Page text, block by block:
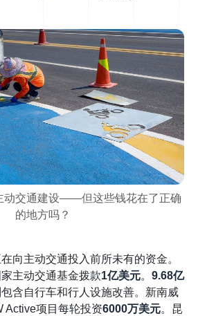
动交通建设——但这些钱花在了正确
的地方吗？
向主动交通投入前所未有的资金。
主动交通基金拨款1亿美元。 9.68亿
含自行车和行人设施改善。新南威
Active项目每轮投资6000万美元。昆